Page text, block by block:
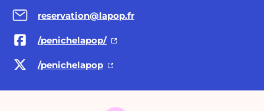
reservation@lapop.fr
/penichelapop/
/penichelapop